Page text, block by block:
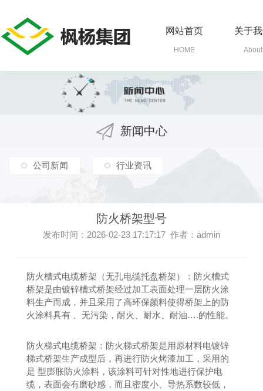
网站首页
HOME
关于
About
新闻中心
公司新闻 行业资讯
防火桥架型号
发布时间：2026-02-23 17:17:17 作者：admin
防火槽式电缆桥架（无孔电缆托盘桥架）：防火槽式
桥架是由镀锌槽式桥架经过加工表面处理一层防火涂
料生产而成，并且采用了高环保颜料使得桥架上的防
火涂料具有 、无污染，耐火、耐水、耐油….的性能。
防火梯式电缆桥架：防火梯式桥架是用原材料电镀锌
梯式桥架生产成型后，再进行防火烤漆加工，采用的
是 型膨胀防火涂料，该涂料可针对性地进行保护电
缆，表面会有磨砂感，而且密度小、导热系数较低，